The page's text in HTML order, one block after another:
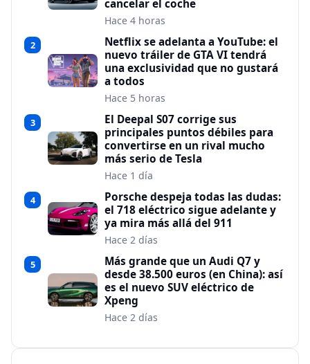
cancelar el coche
Hace 4 horas
2
Netflix se adelanta a YouTube: el
nuevo tráiler de GTA VI tendrá
una exclusividad que no gustará
a todos
Hace 5 horas
3
El Deepal S07 corrige sus
principales puntos débiles para
convertirse en un rival mucho
más serio de Tesla
Hace 1 día
4
Porsche despeja todas las dudas:
el 718 eléctrico sigue adelante y
ya mira más allá del 911
Hace 2 días
5
Más grande que un Audi Q7 y
desde 38.500 euros (en China): así
es el nuevo SUV eléctrico de
Xpeng
Hace 2 días